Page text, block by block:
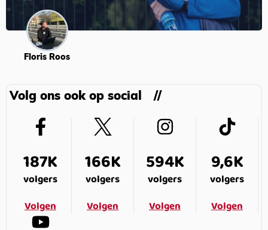
Floris Roos
Volg ons ook op social
187K
volgers
Volgen
166K
volgers
Volgen
594K
volgers
Volgen
9,6K
volgers
Volgen